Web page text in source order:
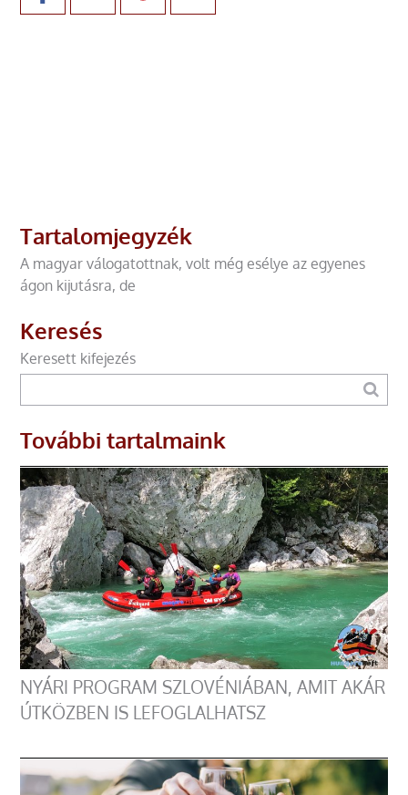
Tartalomjegyzék
A magyar válogatottnak, volt még esélye az egyenes
ágon kijutásra, de
Keresés
Keresett kifejezés
További tartalmaink
NYÁRI PROGRAM SZLOVÉNIÁBAN, AMIT AKÁR
ÚTKÖZBEN IS LEFOGLALHATSZ